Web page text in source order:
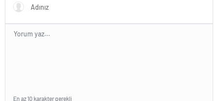
En az 10 karakter gerekli